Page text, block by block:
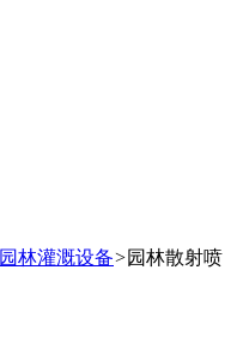
园林灌溉设备>园林散射喷